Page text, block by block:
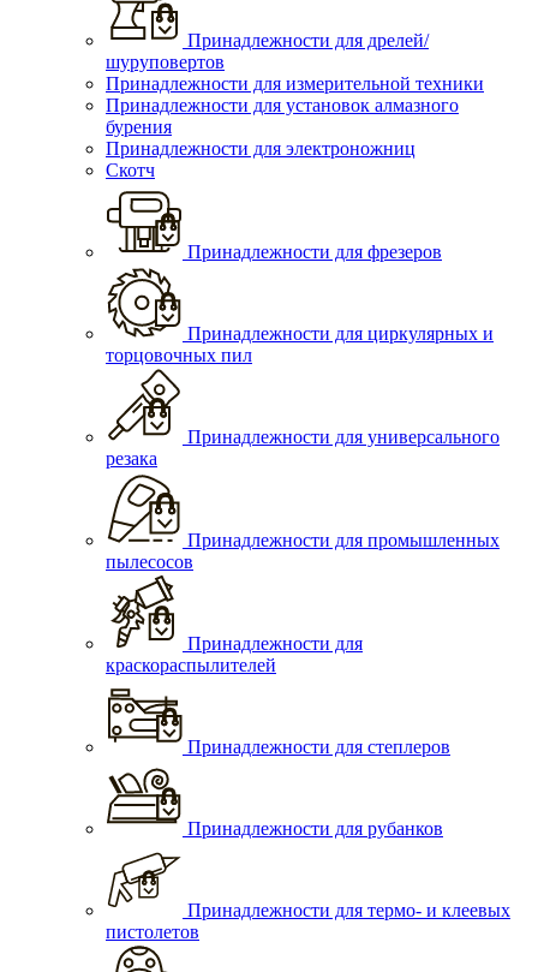
Принадлежности для дрелей/
шуруповертов
Принадлежности для измерительной техники
Принадлежности для установок алмазного
бурения
Принадлежности для электроножниц
Скотч
Принадлежности для фрезеров
Принадлежности для циркулярных и
торцовочных пил
Принадлежности для универсального
резака
Принадлежности для промышленных
пылесосов
Принадлежности для
краскораспылителей
Принадлежности для степлеров
Принадлежности для рубанков
Принадлежности для термо- и клеевых
пистолетов